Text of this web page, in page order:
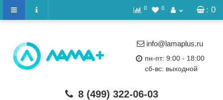
: 0
0 0
info@lamaplus.ru
пн-пт: 9:00 - 18:00
сб-вс: выходной
8 (499) 322-06-03